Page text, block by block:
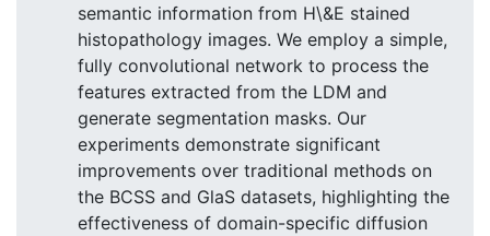
semantic information from H\&E stained
histopathology images. We employ a simple,
fully convolutional network to process the
features extracted from the LDM and
generate segmentation masks. Our
experiments demonstrate significant
improvements over traditional methods on
the BCSS and GlaS datasets, highlighting the
effectiveness of domain-specific diffusion